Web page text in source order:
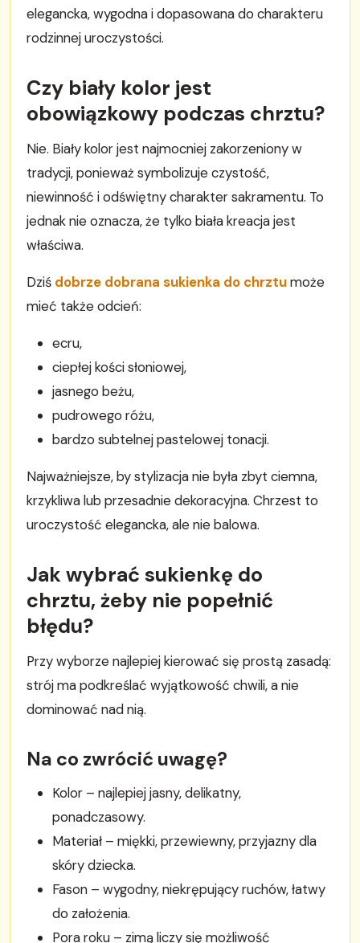
elegancka, wygodna i dopasowana do charakteru
rodzinnej uroczystości.
Czy biały kolor jest
obowiązkowy podczas chrztu?
Nie. Biały kolor jest najmocniej zakorzeniony w
tradycji, ponieważ symbolizuje czystość,
niewinność i odświętny charakter sakramentu. To
jednak nie oznacza, że tylko biała kreacja jest
właściwa.
Dziś dobrze dobrana sukienka do chrztumoże
mieć także odcień:
ecru,
ciepłej kości słoniowej,
jasnego beżu,
pudrowego różu,
bardzo subtelnej pastelowej tonacji.
Najważniejsze, by stylizacja nie była zbyt ciemna,
krzykliwa lub przesadnie dekoracyjna. Chrzest to
uroczystość elegancka, ale nie balowa.
Jak wybrać sukienkę do
chrztu, żeby nie popełnić
błędu?
Przy wyborze najlepiej kierować się prostą zasadą:
strój ma podkreślać wyjątkowość chwili, a nie
dominować nad nią.
Na co zwrócić uwagę?
Kolor – najlepiej jasny, delikatny,
ponadczasowy.
Materiał – miękki, przewiewny, przyjazny dla
skóry dziecka.
Fason – wygodny, niekrępujący ruchów, łatwy
do założenia.
Pora roku – zimą liczy się możliwość